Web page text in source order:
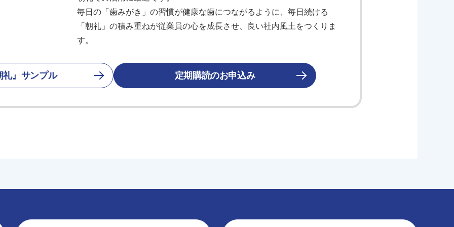
毎日の「歯みがき」の習慣が健康な歯につながるように、毎日続ける
「朝礼」の積み重ねが従業員の心を成長させ、良い社内風土をつくりま
す。
礼』サンプル 定期購読のお申込み